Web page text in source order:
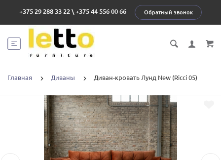
+375 29 288 33 22 \ +375 44 556 00 66 Обратный звонок
Главная Диваны Диван-кровать Лунд New (Ricci 05)